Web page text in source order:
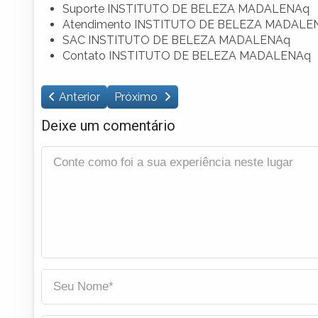
Suporte INSTITUTO DE BELEZA MADALENAq
Atendimento INSTITUTO DE BELEZA
SAC INSTITUTO DE BELEZA MADALENAq
Contato INSTITUTO DE BELEZA MADALENAq
Anterior Próximo
Deixe um comentário